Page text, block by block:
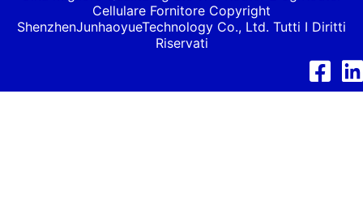
Cellulare Fornitore Copyright
ShenzhenJunhaoyueTechnology Co., Ltd. Tutti I Diritti
Riservati
Facebook